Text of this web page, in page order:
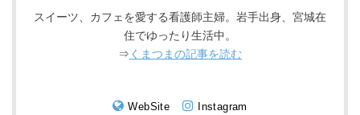
スイーツ、カフェを愛する看護師主婦。岩手出身、宮城在
住でゆったり生活中。
⇒ くまつまの記事を読む
WebSite Instagram